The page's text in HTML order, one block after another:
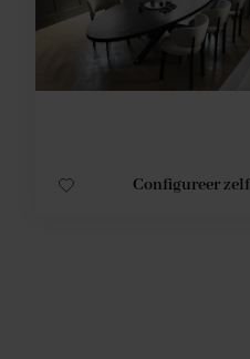
Configureer zelf